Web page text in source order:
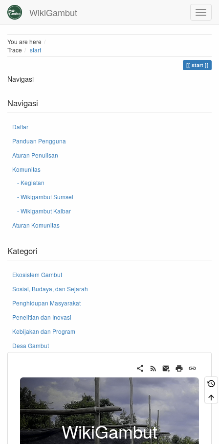
WikiGambut
You are here
Trace
start
start
Navigasi
Navigasi
Daftar
Panduan Pengguna
Aturan Penulisan
Komunitas
- Kegiatan
- Wikigambut Sumsel
- Wikigambut Kalbar
Aturan Komunitas
Kategori
Ekosistem Gambut
Sosial, Budaya, dan Sejarah
Penghidupan Masyarakat
Penelitian dan Inovasi
Kebijakan dan Program
Desa Gambut
WikiGambut